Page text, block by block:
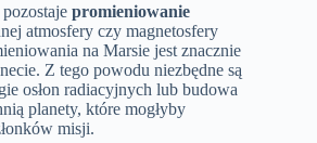
promieniowanie
atmosfery czy magnetosfery
na Marsie jest znacznie
Z tego powodu niezbędne są
osłon radiacyjnych lub budowa
planety, które mogłyby
misji.